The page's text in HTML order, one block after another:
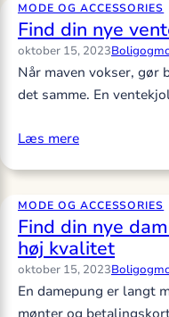
MODE OG ACCESSORIES
Find din nye
oktober 15, 2023
Når maven vokser, gør
det samme. En
Læs mere
MODE OG ACCESSORIES
Find din nye
høj kvalitet
oktober 15, 2023
En damepung er langt
mønter og